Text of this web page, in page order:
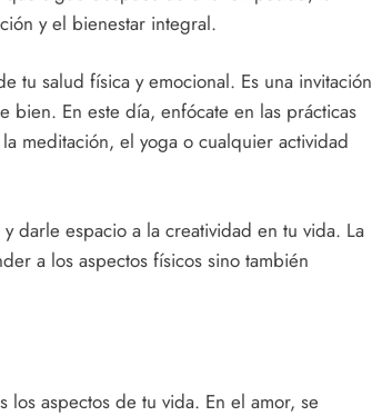
y el bienestar integral.
tu salud física y emocional. Es una invitación
En este día, enfócate en las prácticas
meditación, el yoga o cualquier actividad
darle espacio a la creatividad en tu vida. La
a los aspectos físicos sino también
los aspectos de tu vida. En el amor, se